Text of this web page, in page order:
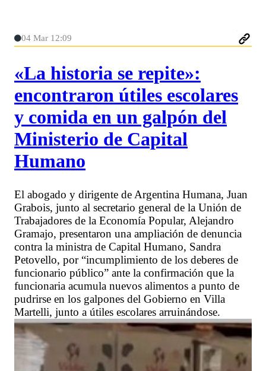
04 Mar 12:09
«La historia se repite»:
encontraron útiles escolares
y comida en un galpón del
Ministerio de Capital
Humano
El abogado y dirigente de Argentina Humana, Juan
Grabois, junto al secretario general de la Unión de
Trabajadores de la Economía Popular, Alejandro
Gramajo, presentaron una ampliación de denuncia
contra la ministra de Capital Humano, Sandra
Petovello, por “incumplimiento de los deberes de
funcionario público” ante la confirmación que la
funcionaria acumula nuevos alimentos a punto de
pudrirse en los galpones del Gobierno en Villa
Martelli, junto a útiles escolares arruinándose.